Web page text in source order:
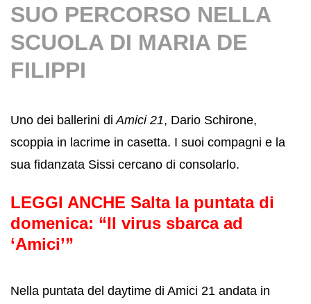
SUO PERCORSO NELLA
SCUOLA DI MARIA DE
FILIPPI
Uno dei ballerini di Amici 21, Dario Schirone,
scoppia in lacrime in casetta. I suoi compagni e la
sua fidanzata Sissi cercano di consolarlo.
LEGGI ANCHE Salta la puntata di
domenica: “Il virus sbarca ad
‘Amici’”
Nella puntata del daytime di Amici 21 andata in